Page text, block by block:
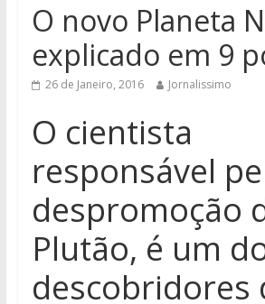
O novo Planeta
explicado em 9
26 de Janeiro, 2016 Jornalissimo
O cientista
responsável
despromoção
Plutão, é um
descobridores